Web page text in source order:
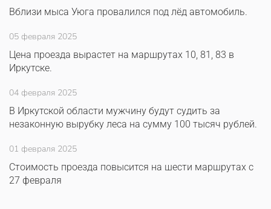
Вблизи мыса Уюга провалился под лёд автомобиль.
05 февраля 2025
Цена проезда вырастет на маршрутах 10, 81, 83 в
Иркутске.
04 февраля 2025
В Иркутской области мужчину будут судить за
незаконную вырубку леса на сумму 100 тысяч рублей.
01 февраля 2025
Стоимость проезда повысится на шести маршрутах с
27 февраля